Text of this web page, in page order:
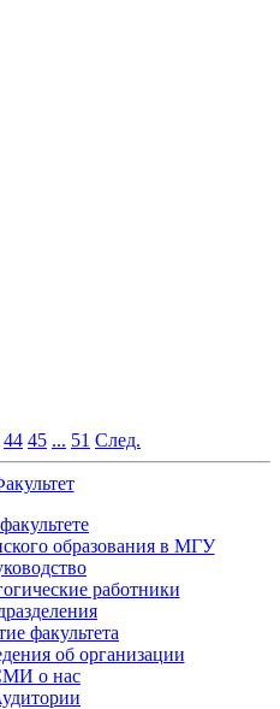
44 45 ... 51 След.
образования в МГУ
работники
факультета
об организации
о нас